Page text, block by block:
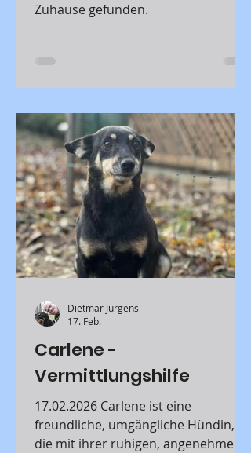
Zuhause gefunden.
Carlene -
Vermittlungshilfe
17.02.2026 Carlene ist eine
freundliche, umgängliche Hündin,
die mit ihrer ruhigen, angenehmen
Dietmar Jürgens
17. Feb.